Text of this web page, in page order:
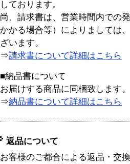
しております。
尚、請求書は、営業時間内での
かかる場合等）によりましては
ざいます。
⇒請求書について詳細はこちら
■納品書について
お届けする商品に同梱致します。
⇒納品書について詳細はこちら
返品について
お客様のご都合による返品・交